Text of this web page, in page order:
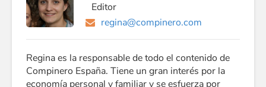
Editor
regina@compinero.com
Regina es la responsable de todo el contenido de
Compinero España. Tiene un gran interés por la
economía personal y familiar y se esfuerza por